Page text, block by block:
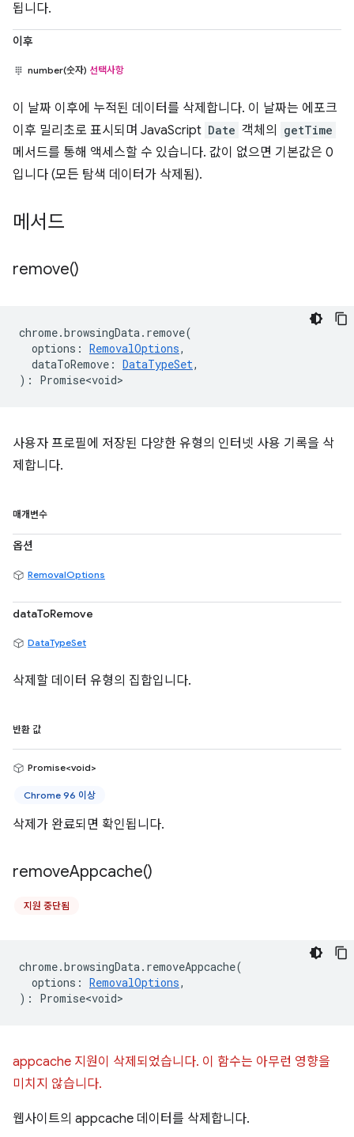
됩니다.
이후
number(숫자) 선택사항
이 날짜 이후에 누적된 데이터를 삭제합니다. 이 날짜는 에포크
이후 밀리초로 표시되며 JavaScript Date 객체의 getTime
메서드를 통해 액세스할 수 있습니다. 값이 없으면 기본값은 0
입니다 (모든 탐색 데이터가 삭제됨).
메서드
remove()
chrome.browsingData. remove(
options : RemovalOptions,
dataToRemove : DataTypeSet,
) : Promise<void>
사용자 프로필에 저장된 다양한 유형의 인터넷 사용 기록을 삭
제합니다.
매개변수
옵션
RemovalOptions
dataToRemove
DataTypeSet
삭제할 데이터 유형의 집합입니다.
반환 값
Promise<void>
Chrome 96 이상
삭제가 완료되면 확인됩니다.
removeAppcache()
지원 중단됨
chrome.browsingData. removeAppcache(
options : RemovalOptions,
) : Promise<void>
appcache 지원이 삭제되었습니다. 이 함수는 아무런 영향을
미치지 않습니다.
웹사이트의 appcache 데이터를 삭제합니다.